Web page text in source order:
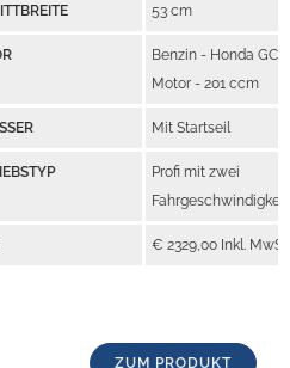
53 cm
Benzin - Honda GCV200 - 4-Takt-
Mit Startseil
Profi mit zwei
Fahrgeschwindigkeiten